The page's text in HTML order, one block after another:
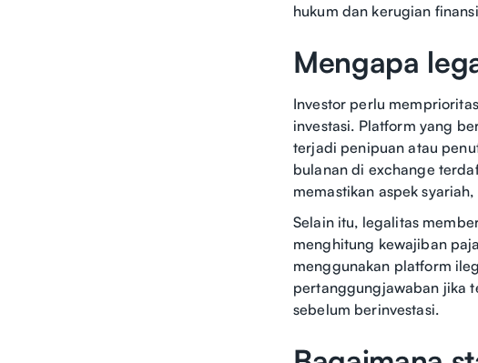
hukum dan kerugian
Mengapa
Investor perlu
investasi. Platform yang
terjadi penipuan atau
bulanan di exchange
memastikan aspek
Selain itu, legalitas
menghitung kewajiban
menggunakan platform
pertanggungjawaban jika
sebelum berinvestasi.